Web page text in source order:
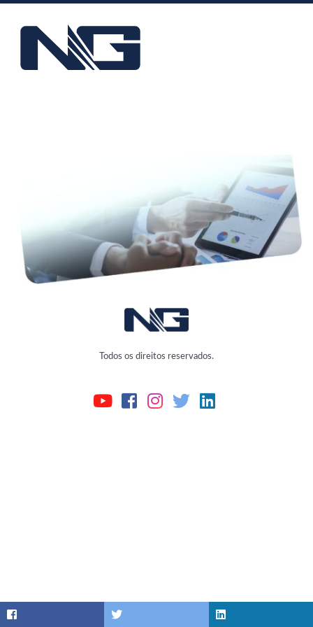
Todos os direitos reservados.